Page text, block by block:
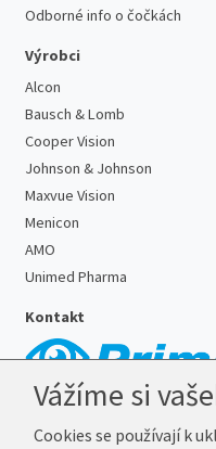
Odborné info o čočkách
Výrobci
Alcon
Bausch & Lomb
Cooper Vision
Johnson & Johnson
Maxvue Vision
Menicon
AMO
Unimed Pharma
Kontakt
E-mail:info@prima-cocky.cz
Vážíme si
Cookies se používají k